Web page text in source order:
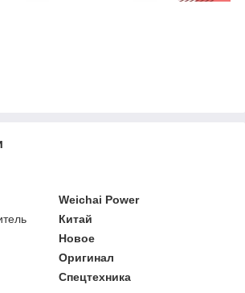
Weichai Power
Китай
Новое
Оригинал
Спецтехника